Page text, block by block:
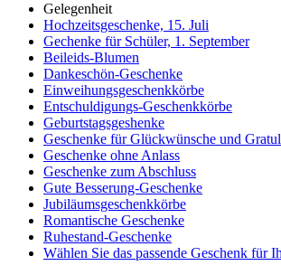
Gelegenheit
Hochzeitsgeschenke, 15. Juli
Gechenke für Schüler, 1. September
Beileids-Blumen
Dankeschön-Geschenke
Einweihungsgeschenkkörbe
Entschuldigungs-Geschenkkörbe
Geburtstagsgeshenke
Geschenke für Glückwünsche und
Geschenke ohne Anlass
Geschenke zum Abschluss
Gute Besserung-Geschenke
Jubiläumsgeschenkkörbe
Romantische Geschenke
Ruhestand-Geschenke
Wählen Sie das passende Geschenk für